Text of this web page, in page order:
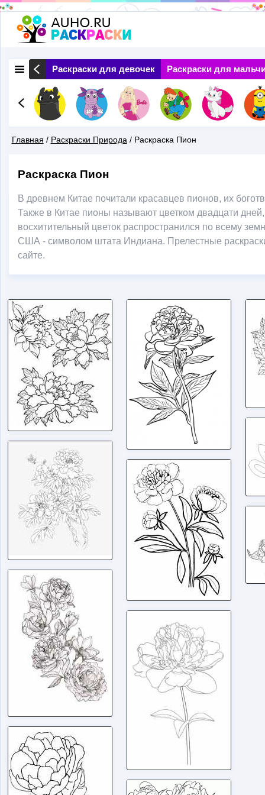
Перейти
к
основному
содержанию
Природа Раскраски для девочек Раскраски для
Здесь
Главная / Раскраски Природа / Раскраска Пион
Раскраска Пион
В древнем Китае почитали красавцев пионов, их
Также в Китае пионы называют цветком двадцати
восхитительный цветок распространился по всему
США - символом штата Индиана. Прелестные
сайте.